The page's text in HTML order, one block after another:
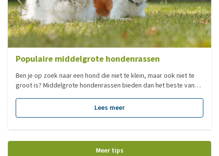
Populaire middelgrote hondenrassen
Ben je op zoek naar een hond die niet te klein, maar ook niet te
groot is? Middelgrote hondenrassen bieden dan het beste van
knuffelig zonder op schoot te hoeven en passen in zowel een
actief als een rustig huishouden. Ontdek hier welke middelgrote
populairste rassen en laten zien wat hen zo uniek maakt.
Lees meer
Meer tips